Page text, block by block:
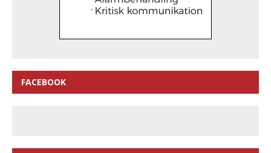
FACEBOOK